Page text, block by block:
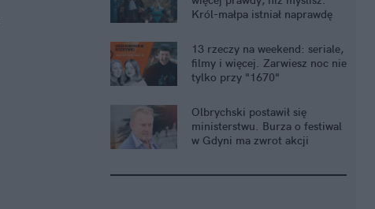
Król-małpa istniał naprawdę
13 rzeczy na weekend: seriale,
filmy i więcej. Zarwiesz noc nie
tylko przy "1670"
Olbrychski postawił się
ministerstwu. Burza o festiwal
w Gdyni ma zwrot akcji